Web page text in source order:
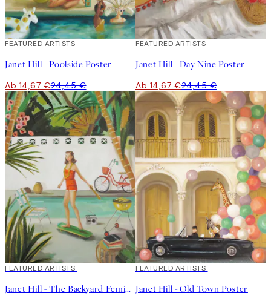
40%*
FEATURED ARTISTS
Janet Hill - Poolside Poster
Ab 14,67 €24,45 €
40%*
FEATURED ARTISTS
Janet Hill - Day Nine Poster
Ab 14,67 €24,45 €
40%*
FEATURED ARTISTS
Janet Hill - The Backyard Feminist Poster
40%*
FEATURED ARTISTS
Janet Hill - Old Town Poster